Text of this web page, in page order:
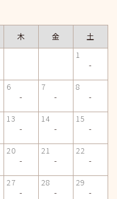
木 金
土
1
-
6
-
7
-
8
-
13
-
14
-
15
-
20
-
21
-
22
-
27
-
28
-
29
-